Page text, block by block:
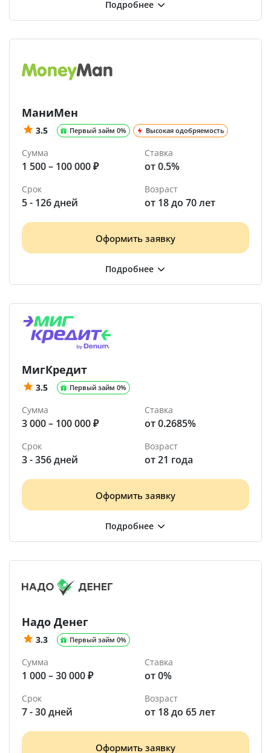
МаниМен
3.5 Первый займ 0% Высокая одобряемость
Сумма
1 500 – 100 000 ₽
Ставка
от 0.5%
Срок
5 - 126 дней
Возраст
от 18 до 70 лет
Оформить заявку
МигКредит
3.5 Первый займ 0%
Сумма
3 000 – 100 000 ₽
Ставка
от 0.2685%
Срок
3 - 356 дней
Возраст
от 21 года
Оформить заявку
Надо Денег
3.3 Первый займ 0%
Сумма
1 000 – 30 000 ₽
Ставка
от 0%
Срок
7 - 30 дней
Возраст
от 18 до 65 лет
Оформить заявку